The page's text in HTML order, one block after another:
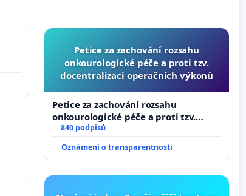
Petice za zachování rozsahu
onkourologické péče a proti tzv.
docentralizaci operačních výkonů
Petice za zachování rozsahu
onkourologické péče a proti tzv.
docentralizaci operačních výkonů
840 podpisů
Oznámení o transparentnosti